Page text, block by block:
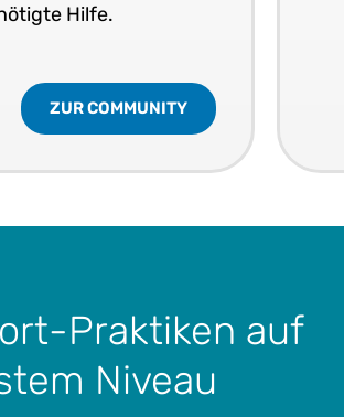
Hilfe.
ZUR COMMUNITY
Praktiken auf
Niveau